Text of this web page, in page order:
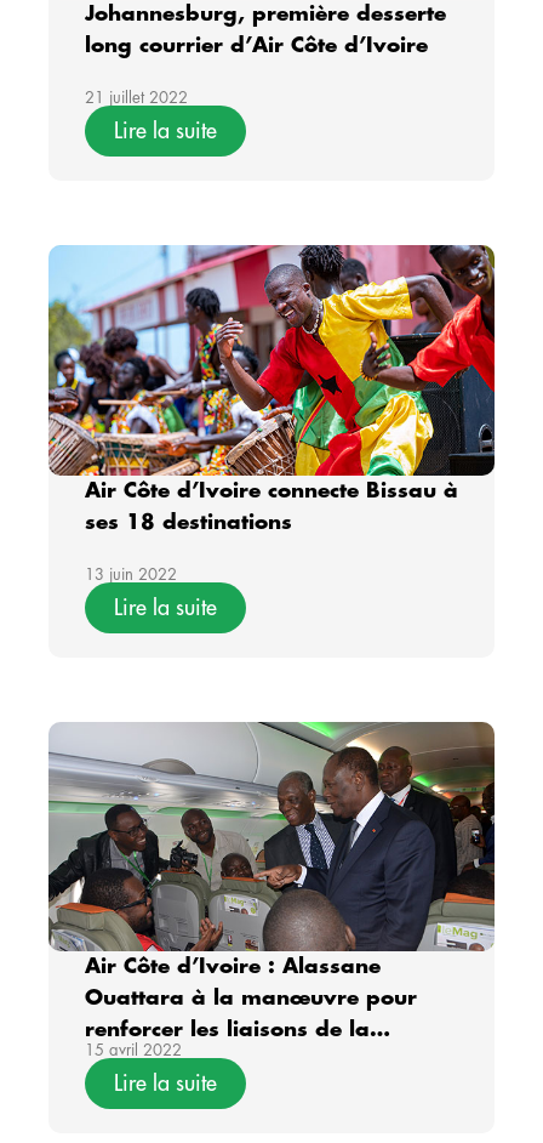
Johannesburg, première desserte
long courrier d’Air Côte d’Ivoire
21 juillet 2022
Lire la suite
Air Côte d’Ivoire connecte Bissau à
ses 18 destinations
13 juin 2022
Lire la suite
Air Côte d’Ivoire : Alassane
Ouattara à la manœuvre pour
renforcer les liaisons de la
compagnie
15 avril 2022
Lire la suite